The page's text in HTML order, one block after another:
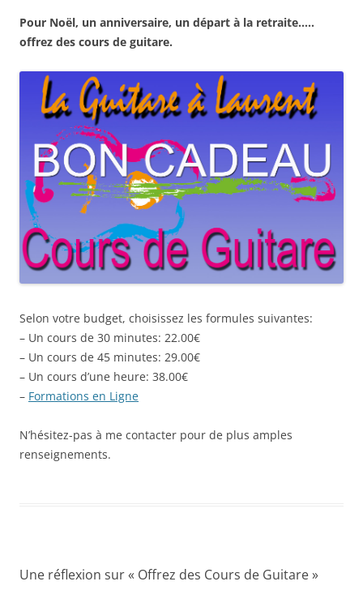
Pour Noël, un anniversaire, un départ à la retraite…..
offrez des cours de guitare.
Selon votre budget, choisissez les formules suivantes:
– Un cours de 30 minutes: 22.00€
– Un cours de 45 minutes: 29.00€
– Un cours d’une heure: 38.00€
– Formations en Ligne
N’hésitez-pas à me contacter pour de plus amples
renseignements.
Une réflexion sur « Offrez des Cours de Guitare»